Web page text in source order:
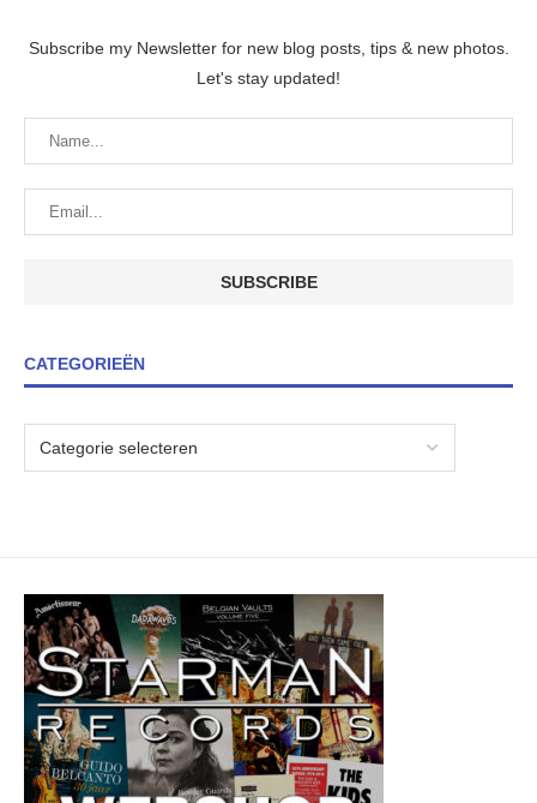
Subscribe my Newsletter for new blog posts, tips & new photos.
Let's stay updated!
CATEGORIEËN